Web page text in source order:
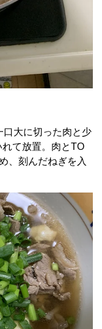
口大に切った肉と少
て放置。肉とTO
、刻んだねぎを入